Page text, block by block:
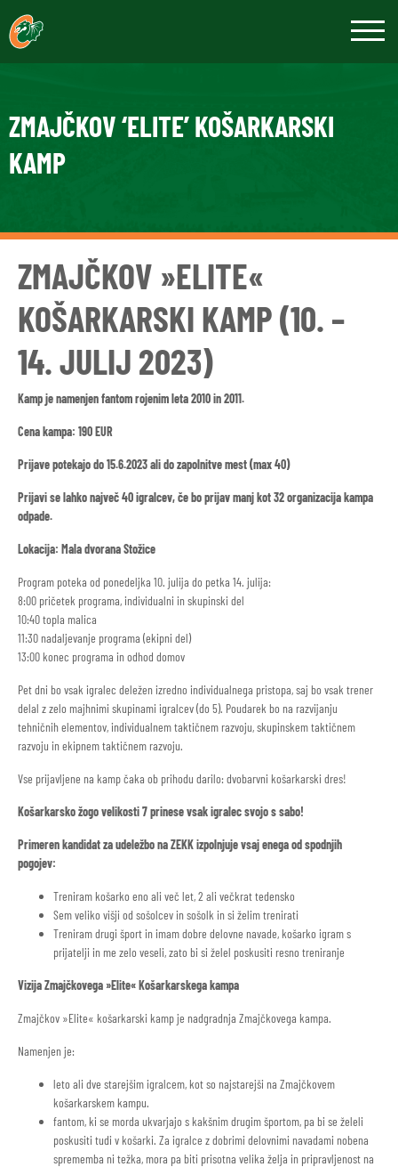
ZMAJČKOV ‘ELITE’ KOŠARKARSKI
KAMP
ZMAJČKOV »ELITE«
KOŠARKARSKI KAMP (10. –
14. JULIJ 2023)
Kamp je namenjen fantom rojenim leta 2010 in 2011.
Cena kampa: 190 EUR
Prijave potekajo do 15.6.2023 ali do zapolnitve mest (max 40)
Prijavi se lahko največ 40 igralcev, če bo prijav manj kot 32 organizacija kampa
odpade.
Lokacija: Mala dvorana Stožice
Program poteka od ponedeljka 10. julija do petka 14. julija:
8:00 pričetek programa, individualni in skupinski del
10:40 topla malica
11:30 nadaljevanje programa (ekipni del)
13:00 konec programa in odhod domov
Pet dni bo vsak igralec deležen izredno individualnega pristopa, saj bo vsak trener
delal z zelo majhnimi skupinami igralcev (do 5). Poudarek bo na razvijanju
tehničnih elementov, individualnem taktičnem razvoju, skupinskem taktičnem
razvoju in ekipnem taktičnem razvoju.
Vse prijavljene na kamp čaka ob prihodu darilo: dvobarvni košarkarski dres!
Košarkarsko žogo velikosti 7 prinese vsak igralec svojo s sabo!
Primeren kandidat za udeležbo na ZEKK izpolnjuje vsaj enega od spodnjih
pogojev:
Treniram košarko eno ali več let, 2 ali večkrat tedensko
Sem veliko višji od sošolcev in sošolk in si želim trenirati
Treniram drugi šport in imam dobre delovne navade, košarko igram s
prijatelji in me zelo veseli, zato bi si želel poskusiti resno treniranje
Vizija Zmajčkovega »Elite« Košarkarskega kampa
Zmajčkov »Elite« košarkarski kamp je nadgradnja Zmajčkovega kampa.
Namenjen je:
leto ali dve starejšim igralcem, kot so najstarejši na Zmajčkovem
košarkarskem kampu.
fantom, ki se morda ukvarjajo s kakšnim drugim športom, pa bi se želeli
poskusiti tudi v košarki. Za igralce z dobrimi delovnimi navadami nobena
sprememba ni težka, mora pa biti prisotna velika želja in pripravljenost na